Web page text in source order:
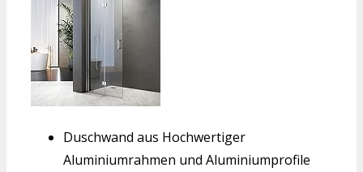
Duschwand aus Hochwertiger
Aluminiumrahmen und Aluminiumprofile